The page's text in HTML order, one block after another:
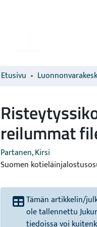
Etusivu
reilummat
Partanen, Kirsi
Suomen
Tämän artikkelin/
ole tallennettu
tiedoissa voi